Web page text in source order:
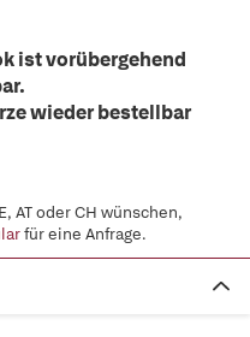
ist vorübergehend
wieder bestellbar
AT oder CH wünschen,
für eine Anfrage.